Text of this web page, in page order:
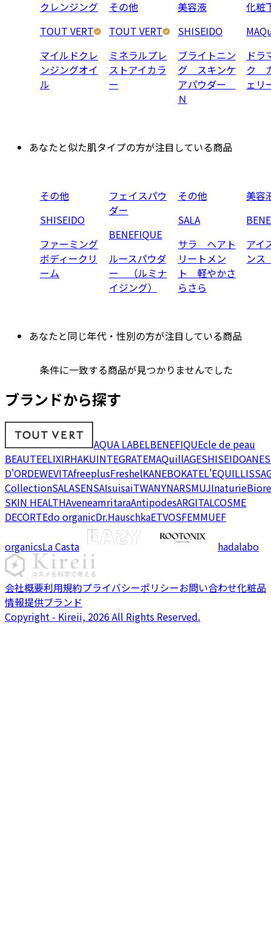
クレンジング
TOUT VERT
マイルドクレ
ンジングオイ
ル
その他
TOUT VERT
ミネラルプレ
ストアイカラ
ー
美容液
SHISEIDO
ブライトニン
グ スキンケ
アパウダー
Ｎ
化粧
ドラ
ク
ェ
あなたと似た肌タイプの方が注目している商品
その他
SHISEIDO
ファーミング
ボディークリ
ーム
フェイスパウ
ダー
BENEFIQUE
ルースパウダ
ー （ルミナ
イジング）
その他
SALA
サラ ヘアト
リートメン
ト 軽やかさ
らさら
美容
アイ
ン
あなたと同じ年代・性別の方が注目している商品
条件に一致する商品が見つかりませんでした
ブランドから探す
AQUA LABELBENEFIQUEcle de peau
BEAUTEELIXIRHAKUINTEGRATEMAQuillAGESHISEIDO
D'ORDEWEVITAfreeplusFreshelKANEBOKATEL'EQUIL
CollectionSALASENSAIsuisaiTWANYNARSMUJInaturieBiore
SKIN HEALTHAveneamritaraAntipodesARGITALCOSME
DECORTEdo organicDr.HauschkaETVOSFEMMUEF
organicsLa Casta hadalabo
会社概要利用規約プライバシーポリシーお問い合わせ化粧品
情報提供ブランド
Copyright - Kireii, 2026 All Rights Reserved.